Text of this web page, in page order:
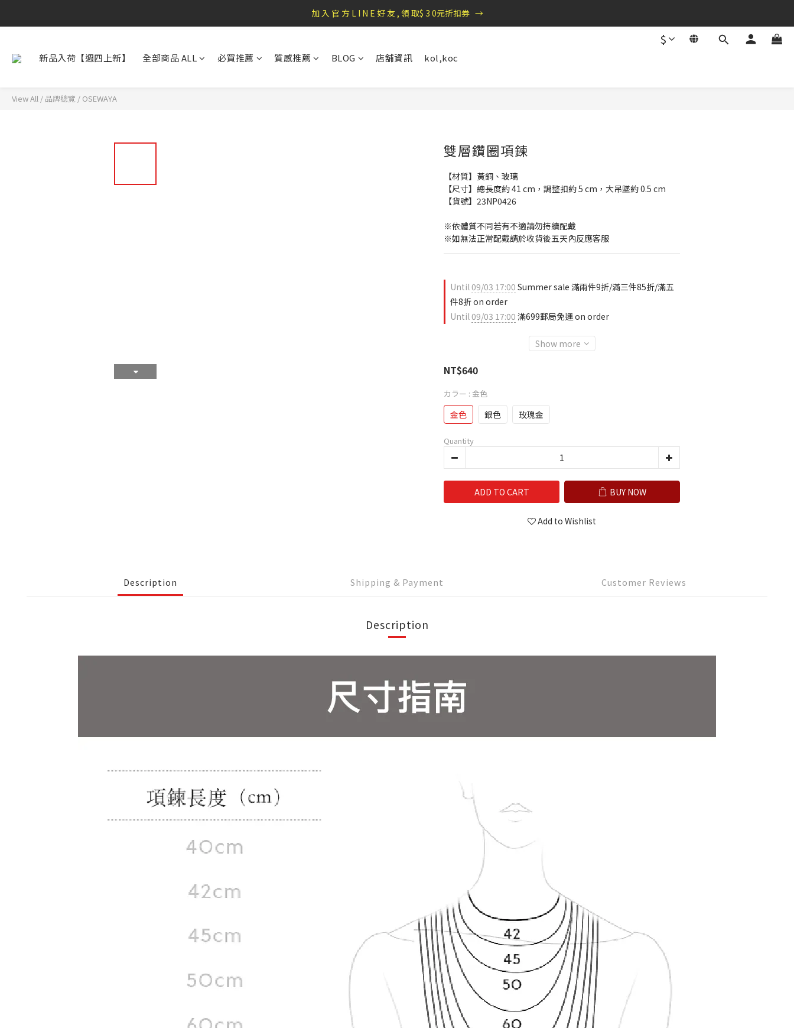
盛夏祭典：全館滿1000折100，滿2000贈『自粘式多功能包巾』
加 入 官 方 L I N E 好 友 , 領 取$ 3 0元折扣券   →
$
新品入荷【週四上新】 全部商品 ALL 必買推薦 質感推薦 BLOG 店舖資訊 kol,koc
View All / 品牌總覽 / OSEWAYA
雙層鑽圈項鍊
【材質】黃銅、玻璃
【尺寸】總長度約 41 cm，調整扣約 5 cm，大吊墜約 0.5 cm
【貨號】23NP0426
※依體質不同若有不適請勿持續配戴
※如無法正常配戴請於收貨後五天內反應客服
Until09/03 17:00 Summer sale 滿兩件9折/滿三件85折/滿五
件8折 on order
Until09/03 17:00 滿699郵局免運 on order
Show more
NT$640
カラー : 金色
金色 銀色 玫瑰金
Quantity
ADD TO CART BUY NOW
Add to Wishlist
Description Shipping & Payment Customer Reviews
Description